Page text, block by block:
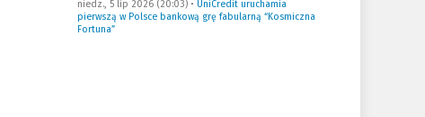
niedz., 5 lip 2026 (20:03)• UniCredit uruchamia
pierwszą w Polsce bankową grę fabularną “Kosmiczna
Fortuna”